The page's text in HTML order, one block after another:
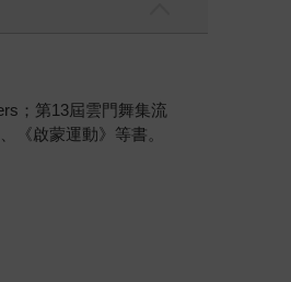
；第13屆雲門舞集流
《啟蒙運動》等書。